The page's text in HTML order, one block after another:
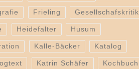
Frieling Gesellschafskritik
Heidefalter Husum
Kalle-Bäcker Katalog
Katrin Schäfer Kochbuch